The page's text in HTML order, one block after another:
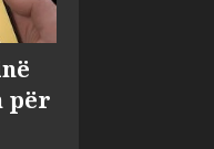
për